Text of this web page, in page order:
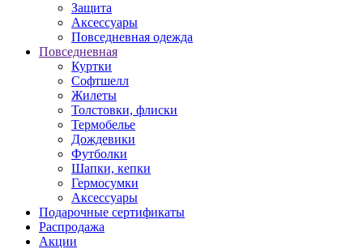
Защита
Аксессуары
Повседневная одежда
Повседневная
Куртки
Софтшелл
Жилеты
Толстовки, флиски
Термобелье
Дождевики
Футболки
Шапки, кепки
Гермосумки
Аксессуары
Подарочные сертификаты
Распродажа
Акции